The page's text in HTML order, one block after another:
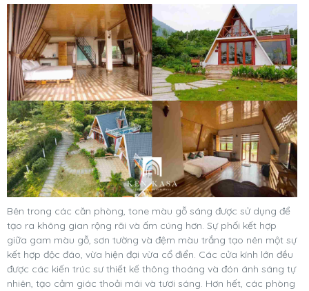
Bên trong các căn phòng, tone màu gỗ sáng được sử dụng để
tạo ra không gian rộng rãi và ấm cúng hơn. Sự phối kết hợp
giữa gam màu gỗ, sơn tường và đệm màu trắng tạo nên một sự
kết hợp độc đáo, vừa hiện đại vừa cổ điển. Các cửa kính lớn đều
được các kiến trúc sư thiết kế thông thoáng và đón ánh sáng tự
nhiên, tạo cảm giác thoải mái và tươi sáng. Hơn hết, các phòng